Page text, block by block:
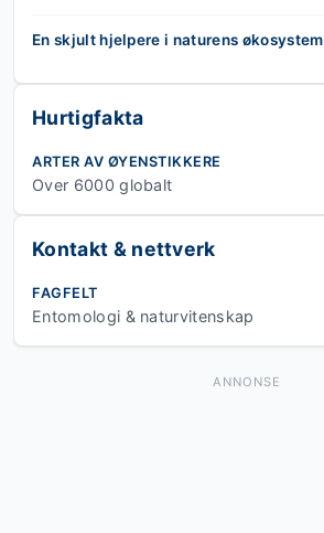
En skjult hjelpere i naturens økosystem
Hurtigfakta
ARTER AV ØYENSTIKKERE
Over 6000 globalt
Kontakt & nettverk
FAGFELT
Entomologi & naturvitenskap
ANNONSE